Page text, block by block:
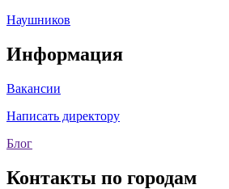
Наушников
Информация
Вакансии
Написать директору
Блог
Контакты по городам